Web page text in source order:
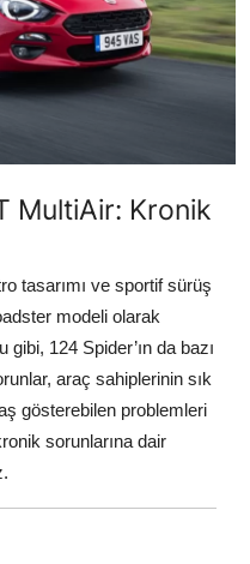
MultiAir: Kronik
tasarımı ve sportif sürüş
modeli olarak
124 Spider’ın da bazı
araç sahiplerinin sık
gösterebilen problemleri
sorunlarına dair